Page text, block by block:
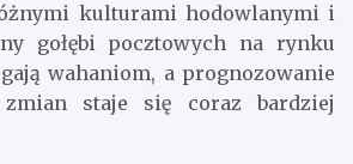
kulturami hodowlanymi i
gołębi pocztowych na rynku
wahaniom, a prognozowanie
staje się coraz bardziej